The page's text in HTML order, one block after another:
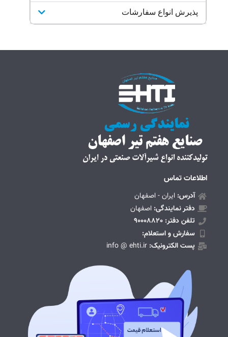
پذیرش انواع سفارشات
اطلاعات تماس
آدرس:ایران - اصفهان
دفتر نمایندگی: اصفهان
تلفن دفتر: 90008820
سفارش و استعلام:
پست الکترونیک: info @ ehti.ir